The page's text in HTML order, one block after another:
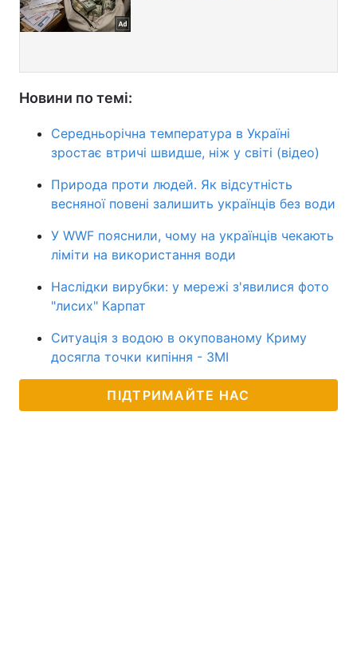
Новини по темі:
Середньорічна температура в Україні
зростає втричі швидше, ніж у світі (відео)
Природа проти людей. Як відсутність
весняної повені залишить українців без води
У WWF пояснили, чому на українців чекають
ліміти на використання води
Наслідки вирубки: у мережі з'явилися фото
"лисих" Карпат
Ситуація з водою в окупованому Криму
досягла точки кипіння - ЗМІ
ПІДТРИМАЙТЕ НАС